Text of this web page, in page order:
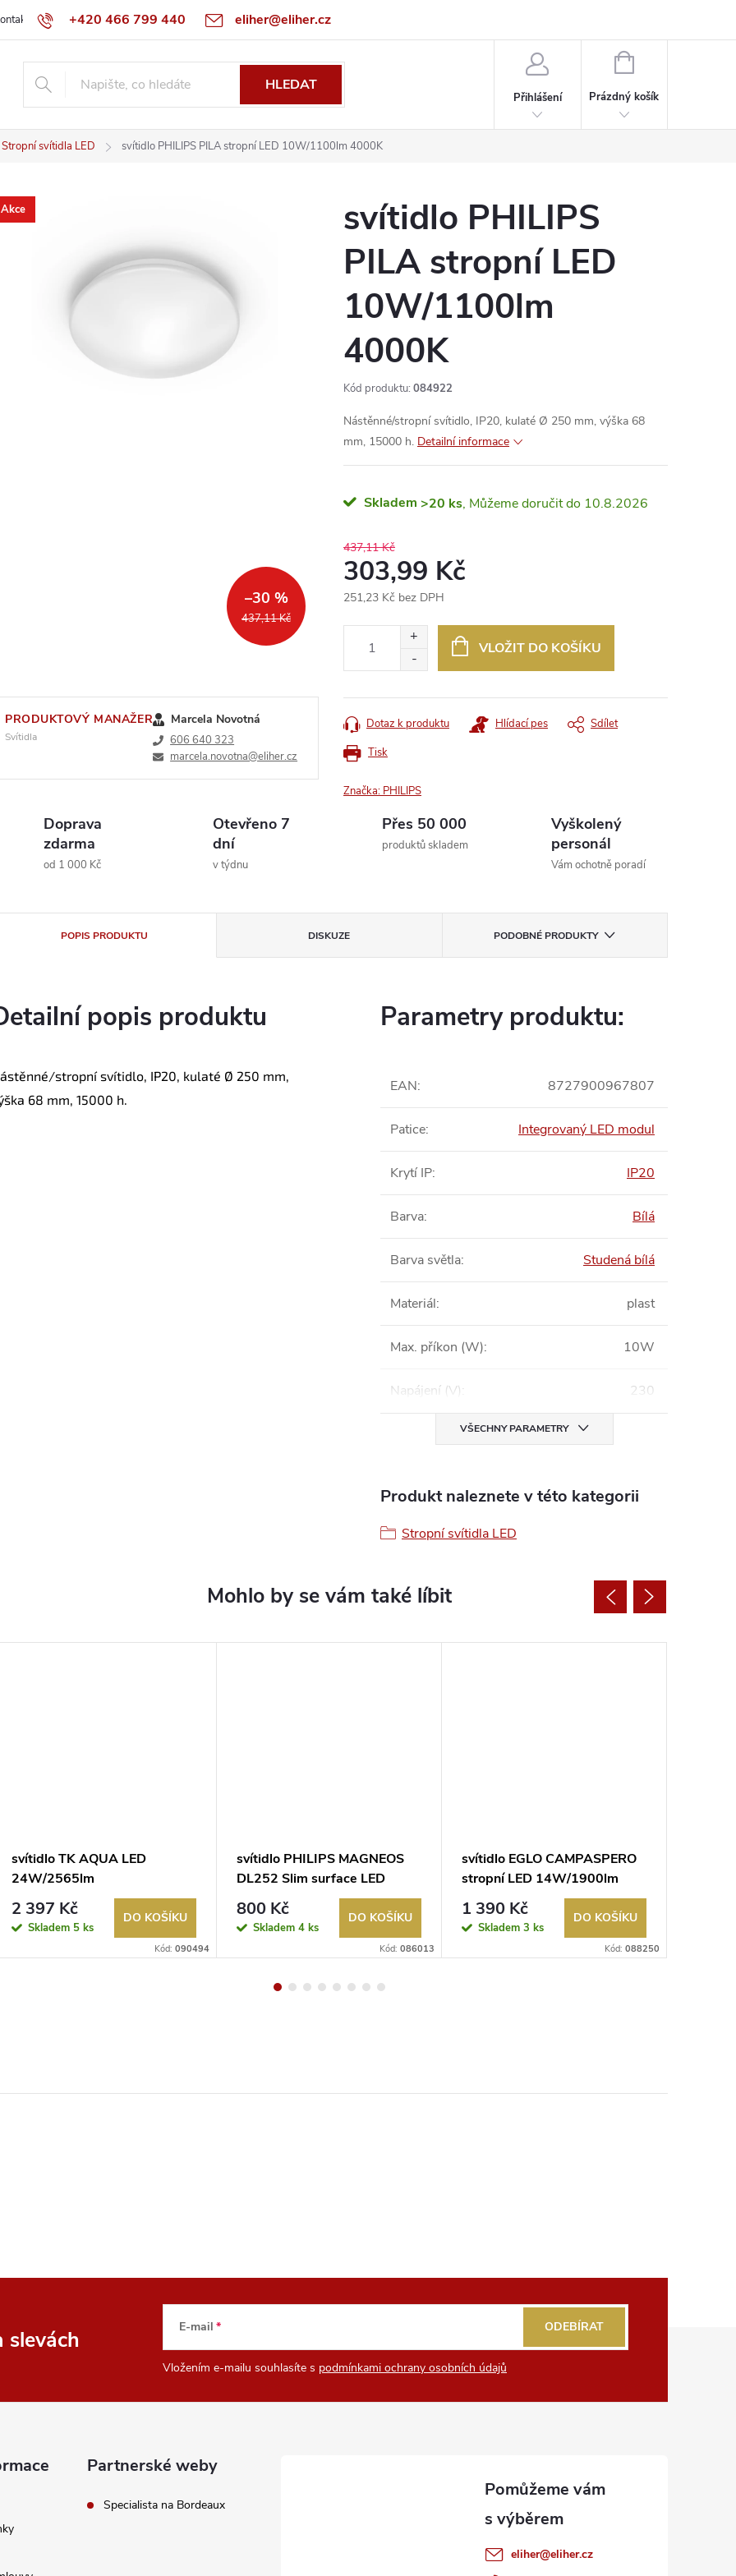
+420 466 799 440 eliher@eliher.cz
Obchodní podmínky Reklamační řád Specialista na Bordeaux
HLEDAT
Přihlášení
NÁKUPNÍ
Prázdný košík
Stropní svítidla LED svítidlo PHILIPS PILA stropní LED 10W/1100lm 4000K
Akce
437,11 Kč
–30 %
PRODUKTOVÝ MANAŽER
Svítidla
Marcela Novotná
606 640 323
marcela.novotna@eliher.cz
svítidlo PHILIPS
PILA stropní LED
10W/1100lm
4000K
Kód produktu: 084922
Nástěnné/stropní svítidlo, IP20, kulaté Ø 250 mm, výška 68
mm, 15000 h. Detailní informace
Skladem >20 ks 10.8.2026
437,11 Kč
303,99 Kč
251,23 Kč bez DPH
VLOŽIT DO KOŠÍKU
Tisk
Dotaz k produktu Hlídací pes Sdílet
Značka: PHILIPS
Doprava
zdarma
od 1 000 Kč
Otevřeno 7
dní
v týdnu
Přes 50 000
produktů skladem
Vyškolený
personál
Vám ochotně poradí
POPIS PRODUKTU DISKUZE PODOBNÉ PRODUKTY
popis produktu
stropní svítidlo, IP20, kulaté Ø 250 mm,
68 mm, 15000 h.
Parametry produktu:
EAN: 8727900967807
Patice: Integrovaný LED modul
Krytí IP: IP20
Barva: Bílá
Barva světla: Studená bílá
Materiál: plast
Max. příkon (W): 10W
Napájení (V): 230
VŠECHNY PARAMETRY
Produkt naleznete v této kategorii
Stropní svítidla LED
svítidlo TK AQUA LED
24W/2565lm
3000K/4000K/6500K IP54
černá
2 397 Kč
Skladem 5 ks
DO KOŠÍKU
Kód: 090494
svítidlo PHILIPS MAGNEOS
DL252 Slim surface LED
12W/1350lm 4000K
21x21cm bílá
800 Kč
Skladem 4 ks
DO KOŠÍKU
Kód: 086013
svítidlo EGLO CAMPASPERO
stropní LED 14W/1900lm
2700-6500K s dálkovým
ovladačem černá
1 390 Kč
Skladem 3 ks
DO KOŠÍKU
Kód: 088250
slevách E-mail
Vložením e-mailu souhlasíte s podmínkami ochrany osobních údajů
ODEBÍRAT
Partnerské weby
Specialista na Bordeaux
eliher@eliher.cz